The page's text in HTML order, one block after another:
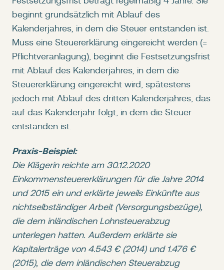
beginnt grundsätzlich mit Ablauf des
Kalenderjahres, in dem die Steuer entstanden ist.
Muss eine Steuererklärung eingereicht werden (=
Pflichtveranlagung), beginnt die Festsetzungsfrist
mit Ablauf des Kalenderjahres, in dem die
Steuererklärung eingereicht wird, spätestens
jedoch mit Ablauf des dritten Kalenderjahres, das
auf das Kalenderjahr folgt, in dem die Steuer
entstanden ist.
Praxis-Beispiel:
Die Klägerin reichte am 30.12.2020
Einkommensteuererklärungen für die Jahre 2014
und 2015 ein und erklärte jeweils Einkünfte aus
nichtselbständiger Arbeit (Versorgungsbezüge),
die dem inländischen Lohnsteuerabzug
unterlegen hatten. Außerdem erklärte sie
Kapitalerträge von 4.543 € (2014) und 1.476 €
(2015), die dem inländischen Steuerabzug